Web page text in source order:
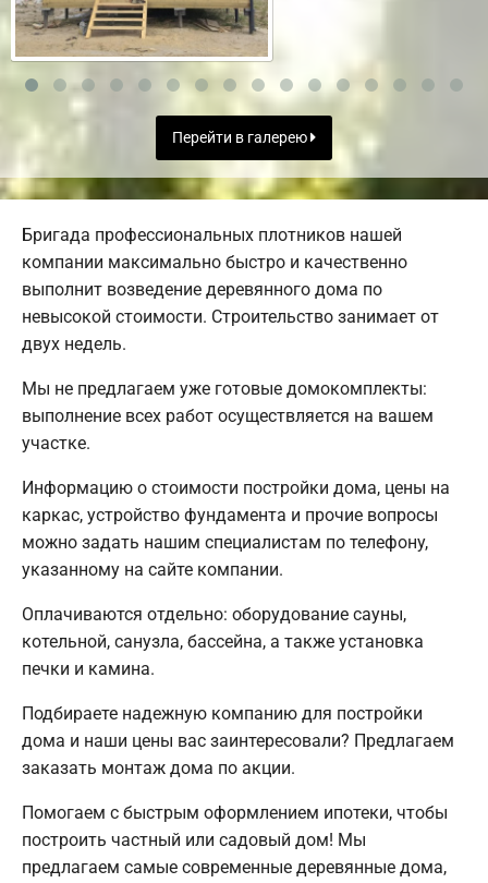
Перейти в галерею
Бригада профессиональных плотников нашей
компании максимально быстро и качественно
выполнит возведение деревянного дома по
невысокой стоимости. Строительство занимает от
двух недель.
Мы не предлагаем уже готовые домокомплекты:
выполнение всех работ осуществляется на вашем
участке.
Информацию о стоимости постройки дома, цены на
каркас, устройство фундамента и прочие вопросы
можно задать нашим специалистам по телефону,
указанному на сайте компании.
Оплачиваются отдельно: оборудование сауны,
котельной, санузла, бассейна, а также установка
печки и камина.
Подбираете надежную компанию для постройки
дома и наши цены вас заинтересовали? Предлагаем
заказать монтаж дома по акции.
Помогаем с быстрым оформлением ипотеки, чтобы
построить частный или садовый дом! Мы
предлагаем самые современные деревянные дома,